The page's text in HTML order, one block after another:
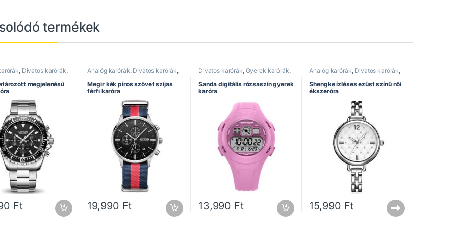
termékek
, Divatos karórák,
Kronográf karórák
,Rozsdamentes szíj,
megjelenésű
Ft
Analóg karórák, Divatos karórák,
Férfi karórák
Kronográf karórák
Megir óra, Sportos karórák
Megir kék piros szövet szíjas
férfi karóra
19,990 Ft
Divatos karórák, Gyerek karórák,
Sanda óra
Sanda digitális rózsaszín gyerek
karóra
13,990 Ft
Analóg karórák, Divatos karórák,
Elegáns karórák
Női karórák
Shengke óra
Shengke ízléses ezüst színű női
ékszeróra
15,990 Ft